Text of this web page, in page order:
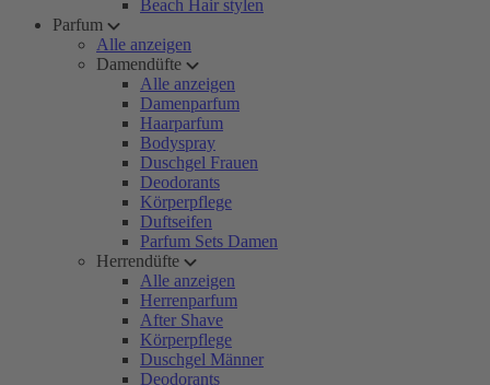
Beach Hair stylen
Parfum
Alle anzeigen
Damendüfte
Alle anzeigen
Damenparfum
Haarparfum
Bodyspray
Duschgel Frauen
Deodorants
Körperpflege
Duftseifen
Parfum Sets Damen
Herrendüfte
Alle anzeigen
Herrenparfum
After Shave
Körperpflege
Duschgel Männer
Deodorants